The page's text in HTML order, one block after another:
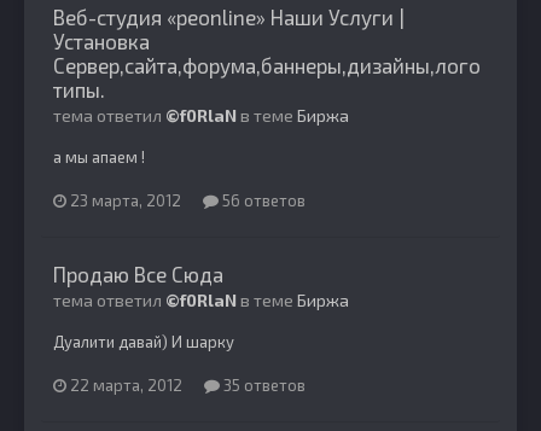
Веб-студия «peonline» Наши Услуги |
Установка
Сервер,сайта,форума,баннеры,дизайны,лого
типы.
тема ответил ©f0RlaN в теме Биржа
а мы апаем !
23 марта, 2012 56 ответов
Продаю Все Сюда
тема ответил ©f0RlaN в теме Биржа
Дуалити давай) И шарку
22 марта, 2012 35 ответов